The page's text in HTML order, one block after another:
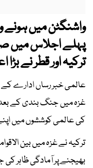
واشنگٹن میں ہونے
پہلے اجلاس میں
ترکیہ اور قطر نے بڑا
عالمی خبر رساں ادارے کے
غزہ میں جنگ بندی کے
کی عالمی کوششوں میں
ترکیہ نے غزہ میں بین
بھیجنے پر آمادگی ظاہر